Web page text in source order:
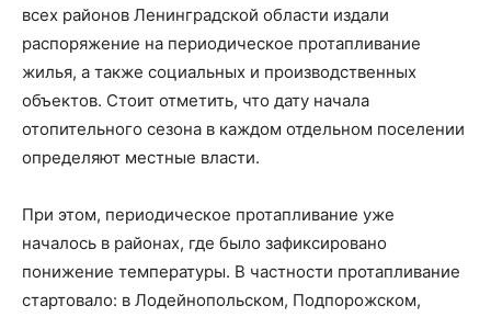
всех районов Ленинградской области издали
распоряжение на периодическое протапливание
жилья, а также социальных и производственных
объектов. Стоит отметить, что дату начала
отопительного сезона в каждом отдельном поселении
определяют местные власти.
При этом, периодическое протапливание уже
началось в районах, где было зафиксировано
понижение температуры. В частности протапливание
стартовало: в Лодейнопольском, Подпорожском,